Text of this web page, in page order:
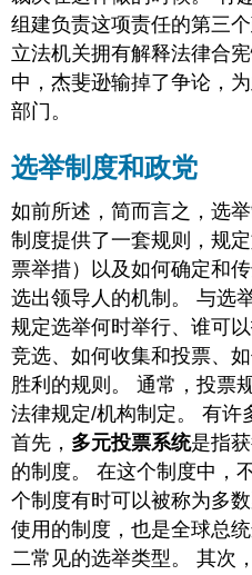
组建负责这项责任的第三
立法机关拥有解释法律合
中，杰斐逊输掉了争论，
部门。
选举制度和政党
如前所述，简而言之，选
制度提供了一套规则，规
票举措）以及如何确定和
选出领导人的机制。 与选
规定选举何时举行、谁可
竞选、如何收集和投票、
胜利的规则。 通常，投票
法律规定/机构制定。 有许
首先， 多元投票系统是指
的制度。 在这个制度中，
个制度有时可以被称为多
使用的制度，也是全球总
二常见的选举类型。 其次